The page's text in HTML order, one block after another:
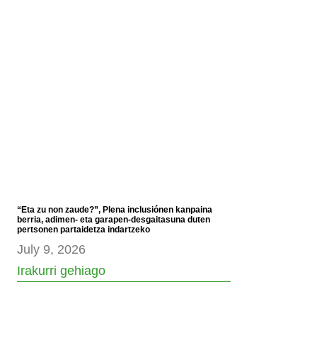
“Eta zu non zaude?”, Plena inclusiónen kanpaina
berria, adimen- eta garapen-desgaitasuna duten
pertsonen partaidetza indartzeko
July 9, 2026
Irakurri gehiago